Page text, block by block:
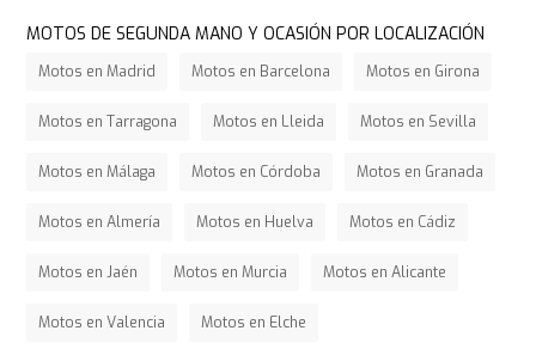
que debes
hacer
después
de
coche de
mano.
Lo qué
tendrás que
MOTOS DE SEGUNDA MANO Y OCASIÓN POR LOCALIZACIÓN
Motos en Madrid Motos en Barcelona Motos en Girona
Motos en Tarragona Motos en Lleida Motos en Sevilla
Motos en Málaga Motos en Córdoba Motos en Granada
Motos en Almería Motos en Huelva Motos en Cádiz
Motos en Jaén Motos en Murcia Motos en Alicante
Motos en Valencia Motos en Elche